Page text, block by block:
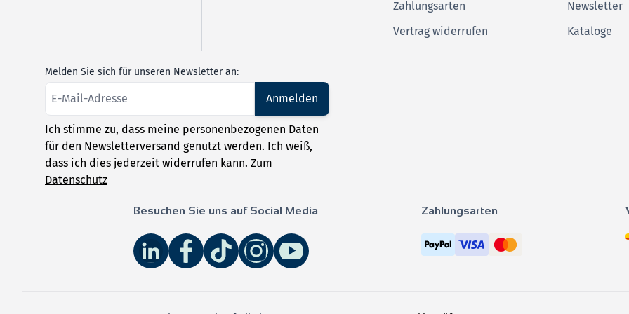
Zahlungsarten
Vertrag widerrufen
Newsletter
Kataloge
Melden Sie sich für unseren Newsletter an:
Anmelden
Ich stimme zu, dass meine personenbezogenen Daten
für den Newsletterversand genutzt werden. Ich weiß,
dass ich dies jederzeit widerrufen kann. Zum
Datenschutz
Besuchen Sie uns auf Social Media Zahlungsarten